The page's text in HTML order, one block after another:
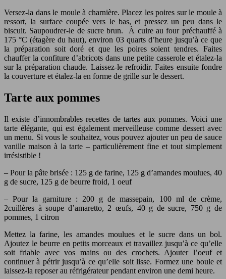
Versez-la dans le moule à charnière. Placez les poires sur le moule à
ressort, la surface coupée vers le bas, et pressez un peu dans le
biscuit. Saupoudrer-le de sucre brun. À cuire au four préchauffé à
175 °C (étagère du haut), environ 03 quarts d’heure jusqu’à ce que
la préparation soit doré et que les poires soient tendres. Faites
chauffer la confiture d’abricots dans une petite casserole et étalez-la
sur la préparation chaude. Laissez-le refroidir. Faites ensuite fondre
la couverture et étalez-la en forme de grille sur le dessert.
Tarte aux pommes
Il existe d’innombrables recettes de tartes aux pommes. Voici une
tarte élégante, qui est également merveilleuse comme dessert avec
un menu. Si vous le souhaitez, vous pouvez ajouter un peu de sauce
vanille maison à la tarte – particulièrement fine et tout simplement
irrésistible !
– Pour la pâte brisée : 125 g de farine, 125 g d’amandes moulues, 40
g de sucre, 125 g de beurre froid, 1 oeuf
– Pour la garniture : 200 g de massepain, 100 ml de crème,
2cuillères à soupe d’amaretto, 2 œufs, 40 g de sucre, 750 g de
pommes, 1 citron
Mettez la farine, les amandes moulues et le sucre dans un bol.
Ajoutez le beurre en petits morceaux et travaillez jusqu’à ce qu’elle
soit friable avec vos mains ou des crochets. Ajouter l’oeuf et
continuer à pétrir jusqu’à ce qu’elle soit lisse. Formez une boule et
laissez-la reposer au réfrigérateur pendant environ une demi heure.